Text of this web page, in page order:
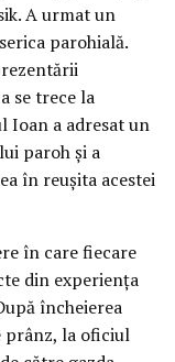
A urmat un
parohială.
se trece la
a adresat un
paroh și a
în reușita acestei
în care fiecare
din experiența
încheierea
prânz, la oficiul